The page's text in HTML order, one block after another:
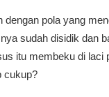
pola yang
sudah disidik dan
itu membeku di laci
cukup?